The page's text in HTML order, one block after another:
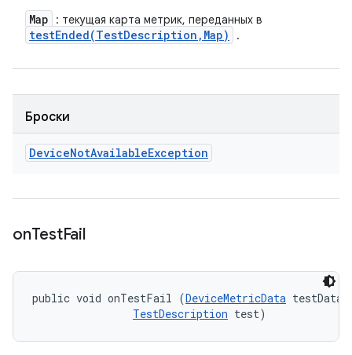
Map : текущая карта метрик, переданных в
testEnded(TestDescription , Map) .
Броски
DeviceNotAvailableException
onTestFail
public void onTestFail (DeviceMetricData
TestDescription test)